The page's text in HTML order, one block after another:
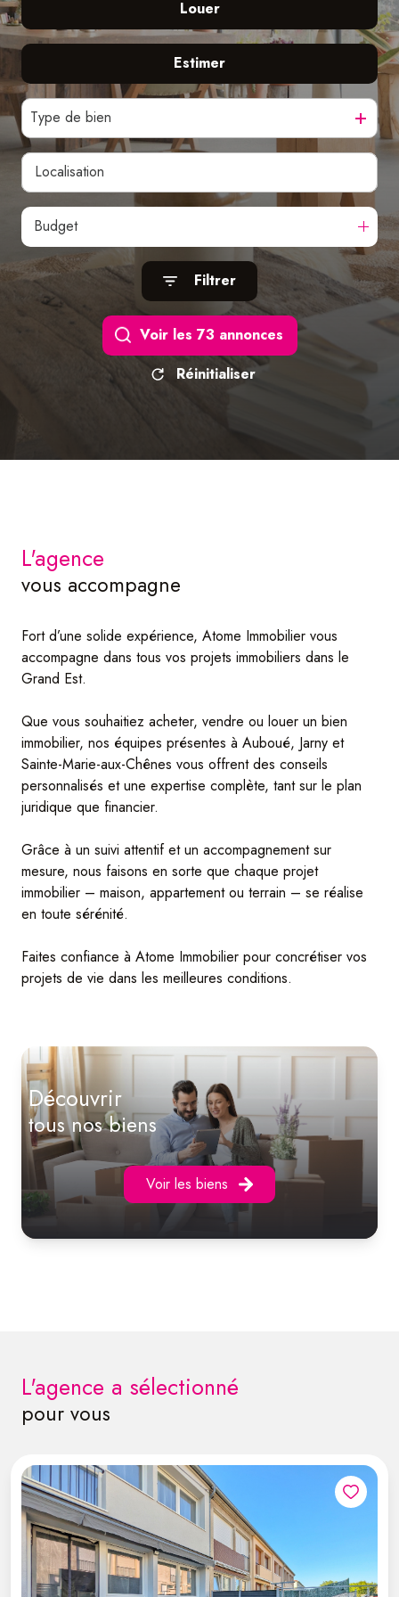
servicesDe l'immo pro
Louer
De l'immo pro
Estimer
Type de bien
Budget
Filtrer
Voir les 73 annonces
Réinitialiser
découvrir
tous nos biens
Voir les biens
L'agence
vous accompagne
Fort d’une solide expérience, Atome Immobilier vous
accompagne dans tous vos projets immobiliers dans le
Grand Est.
Que vous souhaitiez acheter, vendre ou louer un bien
immobilier, nos équipes présentes à Auboué, Jarny et
Sainte-Marie-aux-Chênes vous offrent des conseils
personnalisés et une expertise complète, tant sur le plan
juridique que financier.
Grâce à un suivi attentif et un accompagnement sur
mesure, nous faisons en sorte que chaque projet
immobilier – maison, appartement ou terrain – se réalise
en toute sérénité.
Faites confiance à Atome Immobilier pour concrétiser vos
projets de vie dans les meilleures conditions.
l'agence a sélectionné
pour vous